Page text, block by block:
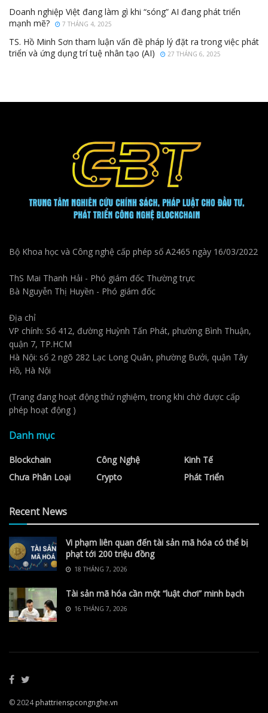
Doanh nghiệp Việt đang làm gì khi “sóng” AI đang phát triển
mạnh mẽ?
7 THÁNG 4, 2025
TS. Hồ Minh Sơn tham luận vấn đề pháp lý đặt ra trong việc phát
triển và ứng dụng trí tuệ nhân tạo (AI)
27 THÁNG 6, 2025
Bộ Khoa học và Công nghệ cấp phép số A2465 ngày 16/03/2022
ThS Mai Thanh Hải - Phó giám đốc Thường trực
Bà Nguyễn Thị Huyền - Phó giám đốc
Địa chỉ
VP chính: Số 412, đường Huỳnh Tấn Phát, phường Bình Thuận,
quận 7, TP.HCM
Hà Nội: số 2 ngõ 282 Lạc Long Quân, phường Bưởi, quận Tây
Hồ, Hà Nội
(Trang đang hoạt động thử nghiệm, trong khi chờ được cấp
phép hoạt động )
Danh mục
Blockchain
Chưa Phân Loại
Công Nghệ
Crypto
Kinh Tế
Phát Triển
Recent News
Vi phạm liên quan đến tài sản mã hóa có thể bị
phạt tới 200 triệu đồng
18 THÁNG 7, 2026
Tài sản mã hóa cần một “luật chơi” minh bạch
16 THÁNG 7, 2026
© 2024phattrienspcongnghe.vn